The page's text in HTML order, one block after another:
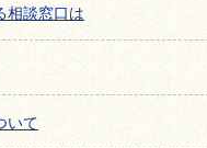
相談窓口は
いて